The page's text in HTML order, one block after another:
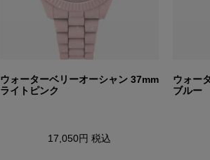
ウォーターベリーオーシャン 37mm
ライトピンク
17,050円 税込
ウォー
ブルー